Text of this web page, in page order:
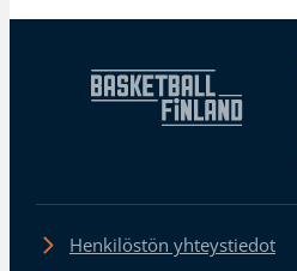
Henkilöstön yhteystiedot